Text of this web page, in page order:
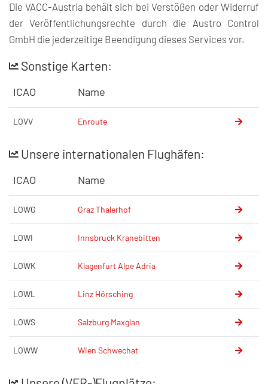
Die VACC-Austria behält sich bei Verstößen oder Widerruf
der Veröffentlichungsrechte durch die Austro Control
GmbH die jederzeitige Beendigung dieses Services vor.
Sonstige Karten:
ICAO Name
LOVV Enroute
Unsere internationalen Flughäfen:
ICAO Name
LOWG Graz Thalerhof
LOWI Innsbruck Kranebitten
LOWK Klagenfurt Alpe Adria
LOWL Linz Hörsching
LOWS Salzburg Maxglan
LOWW Wien Schwechat